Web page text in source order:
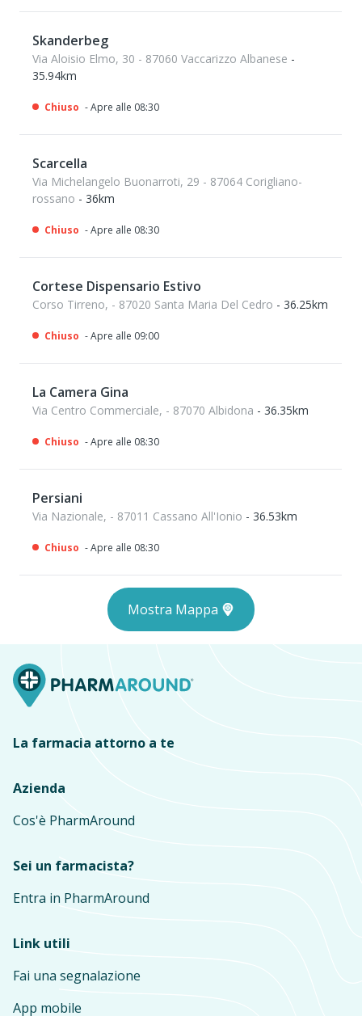
Skanderbeg
Via Aloisio Elmo, 30 - 87060 Vaccarizzo Albanese -
35.94km
Chiuso - Apre alle 08:30
Scarcella
Via Michelangelo Buonarroti, 29 - 87064 Corigliano-
rossano - 36km
Chiuso - Apre alle 08:30
Cortese Dispensario Estivo
Corso Tirreno, - 87020 Santa Maria Del Cedro - 36.25km
Chiuso - Apre alle 09:00
La Camera Gina
Via Centro Commerciale, - 87070 Albidona - 36.35km
Chiuso - Apre alle 08:30
Persiani
Via Nazionale, - 87011 Cassano All'Ionio - 36.53km
Chiuso - Apre alle 08:30
Mostra Mappa
La farmacia attorno a te
Azienda
Cos'è PharmAround
Sei un farmacista?
Entra in PharmAround
Link utili
Fai una segnalazione
App mobile